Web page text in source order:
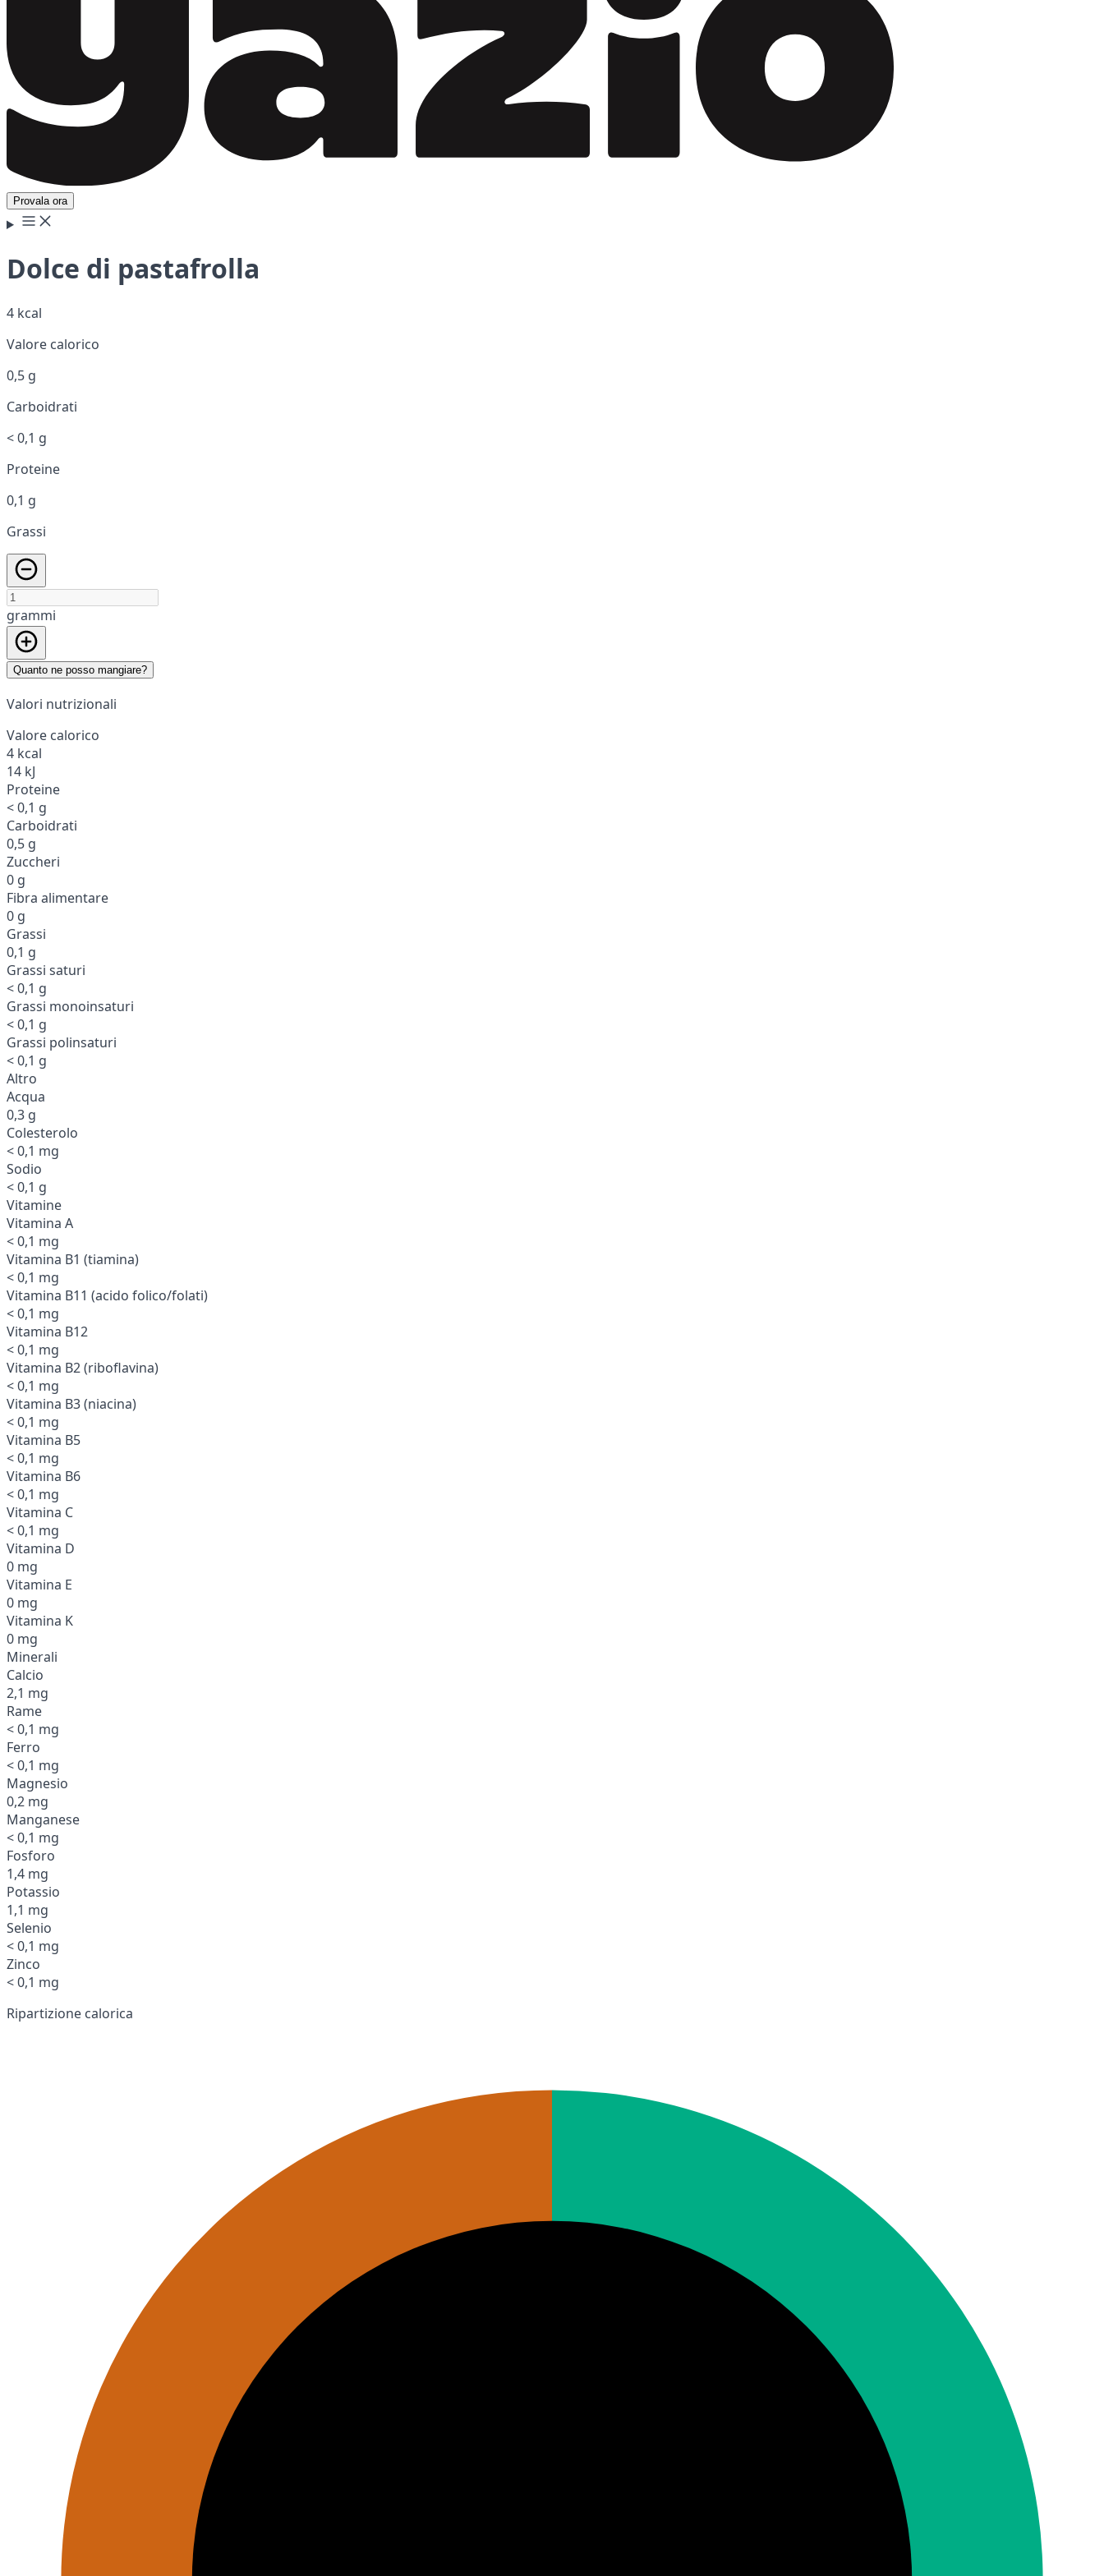
Provala ora
Dolce di pastafrolla
4 kcal
Valore calorico
0,5 g
Carboidrati
< 0,1 g
Proteine
0,1 g
Grassi
grammi
Quanto ne posso mangiare?
Valori nutrizionali
Valore calorico
4 kcal
14 kJ
Proteine
< 0,1 g
Carboidrati
0,5 g
Zuccheri
0 g
Fibra alimentare
0 g
Grassi
0,1 g
Grassi saturi
< 0,1 g
Grassi monoinsaturi
< 0,1 g
Grassi polinsaturi
< 0,1 g
Altro
Acqua
0,3 g
Colesterolo
< 0,1 mg
Sodio
< 0,1 g
Vitamine
Vitamina A
< 0,1 mg
Vitamina B1 (tiamina)
< 0,1 mg
Vitamina B11 (acido folico/folati)
< 0,1 mg
Vitamina B12
< 0,1 mg
Vitamina B2 (riboflavina)
< 0,1 mg
Vitamina B3 (niacina)
< 0,1 mg
Vitamina B5
< 0,1 mg
Vitamina B6
< 0,1 mg
Vitamina C
< 0,1 mg
Vitamina D
0 mg
Vitamina E
0 mg
Vitamina K
0 mg
Minerali
Calcio
2,1 mg
Rame
< 0,1 mg
Ferro
< 0,1 mg
Magnesio
0,2 mg
Manganese
< 0,1 mg
Fosforo
1,4 mg
Potassio
1,1 mg
Selenio
< 0,1 mg
Zinco
< 0,1 mg
Ripartizione calorica